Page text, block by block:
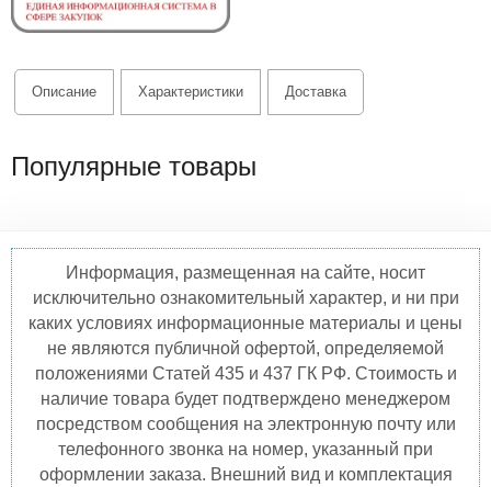
Описание Характеристики Доставка
Популярные товары
Информация, размещенная на сайте, носит
исключительно ознакомительный характер, и ни при
каких условиях информационные материалы и цены
не являются публичной офертой, определяемой
положениями Статей 435 и 437 ГК РФ. Стоимость и
наличие товара будет подтверждено менеджером
посредством сообщения на электронную почту или
телефонного звонка на номер, указанный при
оформлении заказа. Внешний вид и комплектация